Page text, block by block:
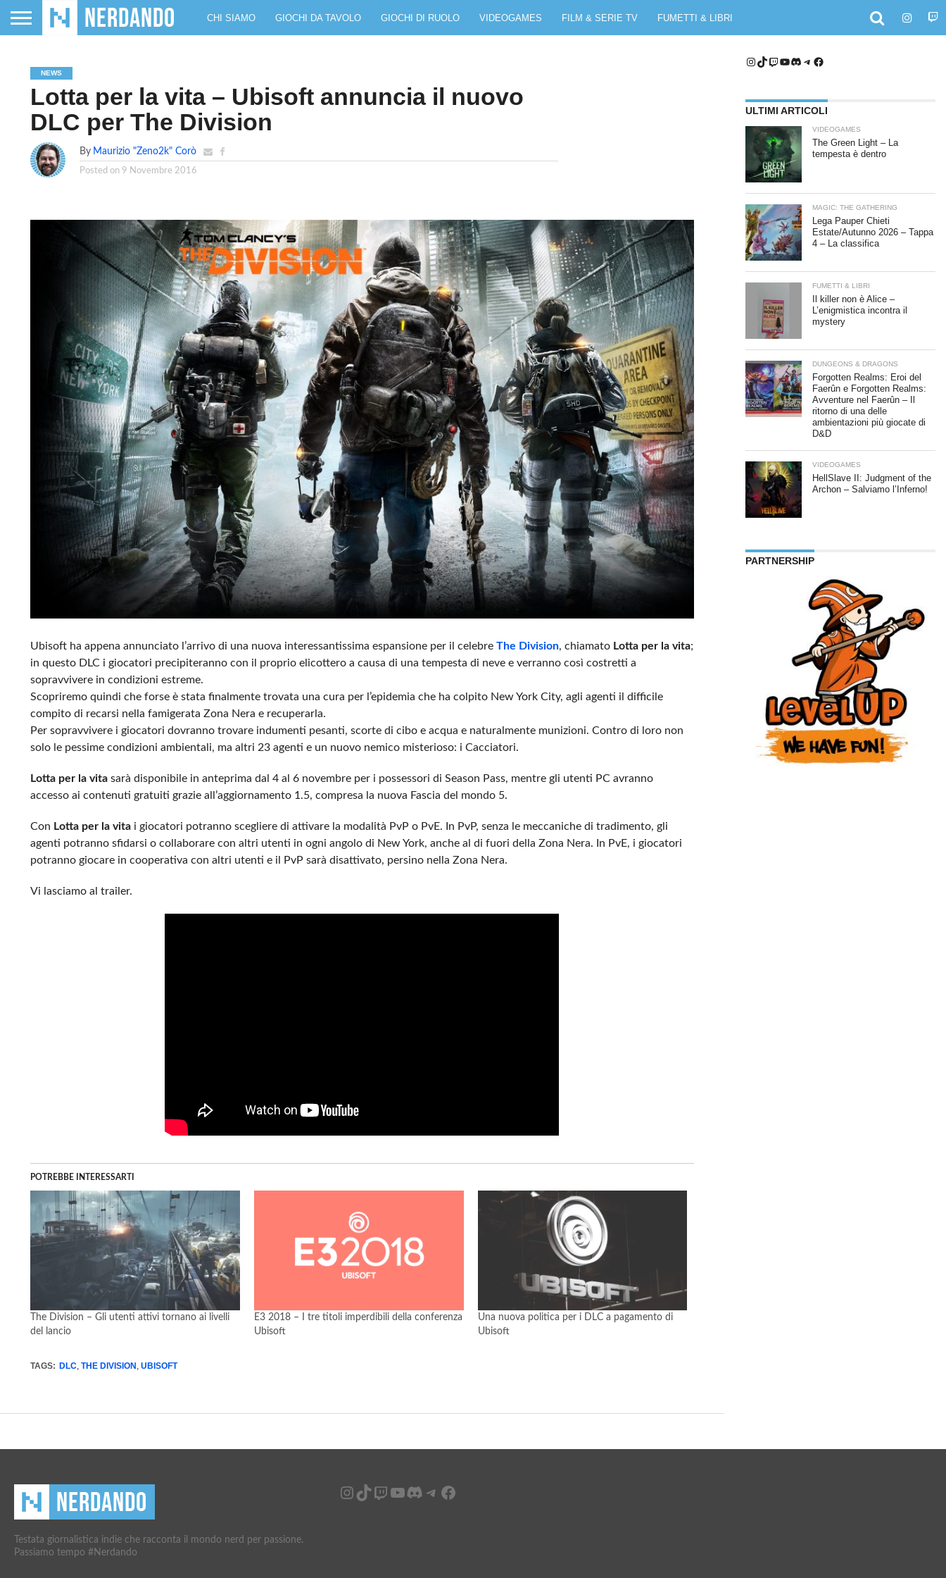
CHI SIAMO GIOCHI DA TAVOLO GIOCHI DI RUOLO VIDEOGAMES FILM & SERIE TV FUMETTI & LIBRI
NEWS
Lotta per la vita – Ubisoft annuncia il nuovo
DLC per The Division
By Maurizio "Zeno2k" Corò
Posted on 9 Novembre 2016
Ubisoft ha appena annunciato l’arrivo di una nuova interessantissima espansione per il celebre The Division, chiamato Lotta per la vita;
in questo DLC i giocatori precipiteranno con il proprio elicottero a causa di una tempesta di neve e verranno così costretti a
sopravvivere in condizioni estreme.
Scopriremo quindi che forse è stata finalmente trovata una cura per l’epidemia che ha colpito New York City, agli agenti il difficile
compito di recarsi nella famigerata Zona Nera e recuperarla.
Per sopravvivere i giocatori dovranno trovare indumenti pesanti, scorte di cibo e acqua e naturalmente munizioni. Contro di loro non
solo le pessime condizioni ambientali, ma altri 23 agenti e un nuovo nemico misterioso: i Cacciatori.
Lotta per la vitasarà disponibile in anteprima dal 4 al 6 novembre per i possessori di Season Pass, mentre gli utenti PC avranno
accesso ai contenuti gratuiti grazie all’aggiornamento 1.5, compresa la nuova Fascia del mondo 5.
Con Lotta per la vitai giocatori potranno scegliere di attivare la modalità PvP o PvE. In PvP, senza le meccaniche di tradimento, gli
agenti potranno sfidarsi o collaborare con altri utenti in ogni angolo di New York, anche al di fuori della Zona Nera. In PvE, i giocatori
potranno giocare in cooperativa con altri utenti e il PvP sarà disattivato, persino nella Zona Nera.
Vi lasciamo al trailer.
POTREBBE INTERESSARTI
The Division – Gli utenti attivi tornano ai livelli
del lancio
E3 2018 – I tre titoli imperdibili della conferenza
Ubisoft
Una nuova politica per i DLC a pagamento di
Ubisoft
TAGS: DLC, THE DIVISION , UBISOFT
Instagram
TikTok
Twitch
YouTube
Discord
Telegram
Facebook
ULTIMI ARTICOLI
VIDEOGAMES
The Green Light – La
tempesta è dentro
MAGIC: THE GATHERING
Lega Pauper Chieti
Estate/Autunno 2026 – Tappa
4 – La classifica
FUMETTI & LIBRI
Il killer non è Alice –
L’enigmistica incontra il
mystery
DUNGEONS & DRAGONS
Forgotten Realms: Eroi del
Faerûn e Forgotten Realms:
Avventure nel Faerûn – Il
ritorno di una delle
ambientazioni più giocate di
D&D
VIDEOGAMES
HellSlave II: Judgment of the
Archon – Salviamo l’Inferno!
PARTNERSHIP
Testata giornalistica indie che racconta il mondo nerd per passione.
Passiamo tempo #Nerdando
Instagram
TikTok
Twitch
YouTube
Discord
Telegram
Facebook